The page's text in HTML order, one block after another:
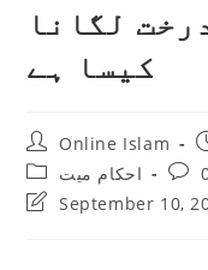
لگانا
کیسا ہے
Post
author:
Online Islam
Post
category:
احکام میت
Post
PostSeptember 10,